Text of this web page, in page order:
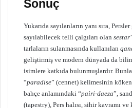
Sonuç
Yukarıda sayılanların yanı sıra,
sayılabilecek telli çalgıları olan sestar
tarlaların sulanmasında kullanılan
geliştirmiş ve modern dünyada da
isimlere katkıda bulunmuşlardır.
“paradise” (cennet) kelimesinin
bahçe anlamındaki “pairi-daeza”,
(tapestry), Pers halısı, sihir kavramı